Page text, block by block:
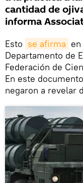
cantidad de
informa
Esto se afirma
Departamento de
Federación de
En este
negaron a revelar